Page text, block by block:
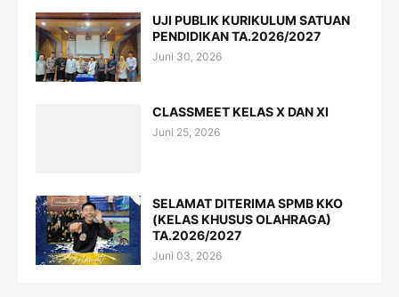
UJI PUBLIK KURIKULUM SATUAN
PENDIDIKAN TA.2026/2027
Juni 30, 2026
CLASSMEET KELAS X DAN XI
Juni 25, 2026
SELAMAT DITERIMA SPMB KKO
(KELAS KHUSUS OLAHRAGA)
TA.2026/2027
Juni 03, 2026